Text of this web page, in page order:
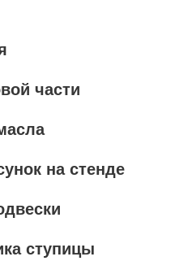
части
на стенде
ступицы